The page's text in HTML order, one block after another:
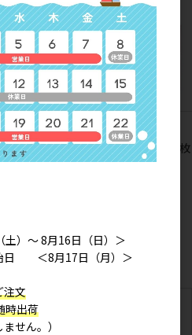
定番
マルチしまださん A4トート (2枚
入り)
）～ 8月16日（日）＞
日 ＜8月17日（月）＞
注文
時出荷
せん。）